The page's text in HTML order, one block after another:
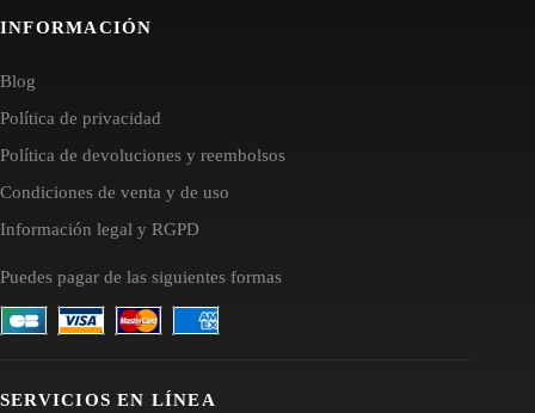
INFORMACIÓN
Blog
Política de privacidad
Política de devoluciones y reembolsos
Condiciones de venta y de uso
Información legal y RGPD
Puedes pagar de las siguientes formas
SERVICIOS EN LÍNEA